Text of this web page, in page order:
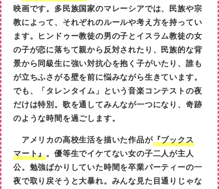
映画です。多民族国家のマレーシアでは、民族や宗
教によって、それぞれのルールや考え方を持ってい
ます。ヒンドゥー教徒の男の子とイスラム教徒の女
の子が恋に落ちて親から反対されたり、民族的な背
景から同級生に強い対抗心を抱く子がいたり、誰も
が立ちふさがる壁を前に悩みながら生きています。
でも、「タレンタイム」という音楽コンテストの夜
だけは特別。歌を通してみんなが一つになり、奇跡
のような時間を過ごします。
アメリカの高校生活を描いた作品が『ブックス
マート』 。優等生でイケてない女の子二人が主人
公。勉強ばかりしていた時間を卒業パーティーの一
夜で取り戻そうと大暴れ。みんな見た目通りじゃな